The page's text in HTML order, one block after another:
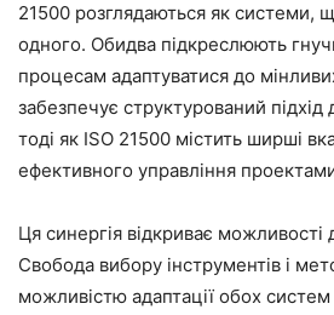
21500 розглядаються як системи,
одного. Обидва підкреслюють
процесам адаптуватися до
забезпечує структурований підхід
тоді як ISO 21500 містить ширші
ефективного управління
Ця синергія відкриває можливості
Свобода вибору інструментів і
можливістю адаптації обох